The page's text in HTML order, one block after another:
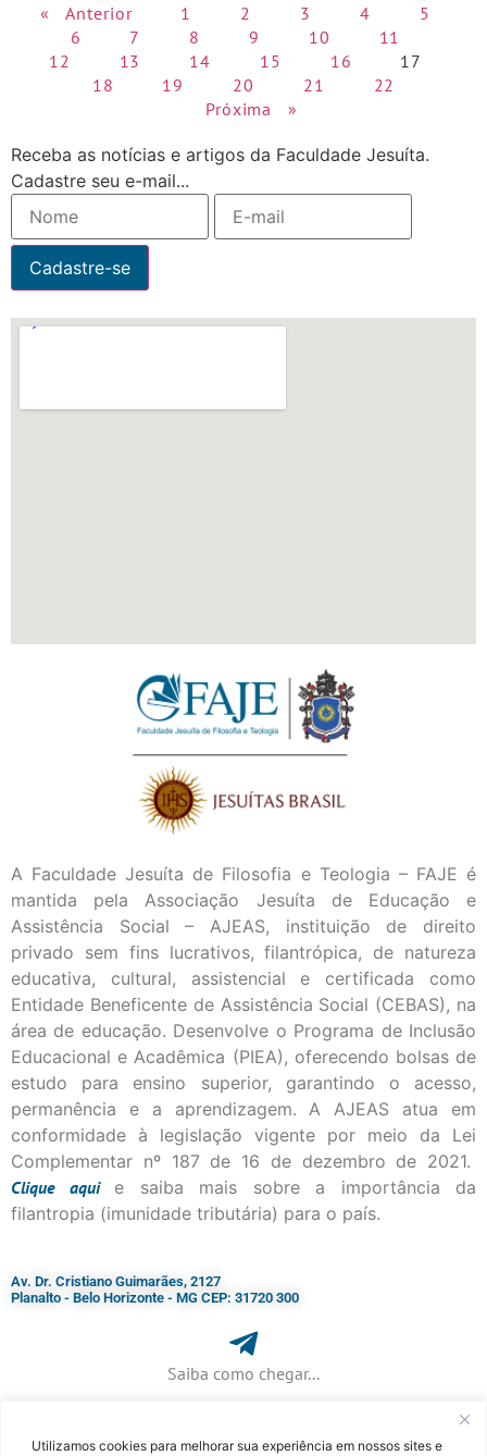
Utilizamos cookies para melhorar sua experiência em nossos sites e
« Anterior 1 2 3 4
5
6
7 8 9 10
11
12
13 14 15 16
17
18
19 20 21
22
Próxima »
Receba as notícias e artigos da Faculdade Jesuíta.
Cadastre seu e-mail...
A Faculdade Jesuíta de Filosofia e Teologia – FAJE é
mantida pela Associação Jesuíta de Educação e
Assistência Social – AJEAS, instituição de direito
privado sem fins lucrativos, filantrópica, de natureza
educativa, cultural, assistencial e certificada como
Entidade Beneficente de Assistência Social (CEBAS), na
área de educação. Desenvolve o Programa de Inclusão
Educacional e Acadêmica (PIEA), oferecendo bolsas de
estudo para ensino superior, garantindo o acesso,
permanência e a aprendizagem. A AJEAS atua em
conformidade à legislação vigente por meio da Lei
Complementar nº 187 de 16 de dezembro de 2021.
Cliqueaqui
e saiba mais sobre a importância da
filantropia (imunidade tributária) para o país.
Av. Dr. Cristiano Guimarães, 2127
Planalto - Belo Horizonte - MG CEP: 31720 300
Saiba como chegar...